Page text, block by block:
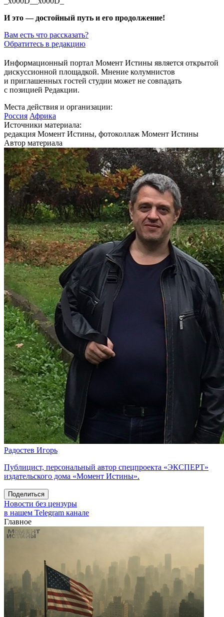
И это — достойный путь и его продолжение!
Вам есть что рассказать?
Обратитесь в редакцию
Информационный портал Момент Истины является открытой
дискуссионной площадкой. Мнение колумнистов
и приглашенных гостей студии может не совпадать
с позицией Редакции.
Места действия и организации:
Россия Африка
Источники материала:
редакция Момент Истины, фотоколлаж Момент Истины
Автор материала
Радостев Игорь
Публицист, персональный автор спецпроекта «ЭКСПЕРТ»
издательского дома «Момент Истины».
Поделиться
Новости без цензуры
в нашем Telegram канале
Главное